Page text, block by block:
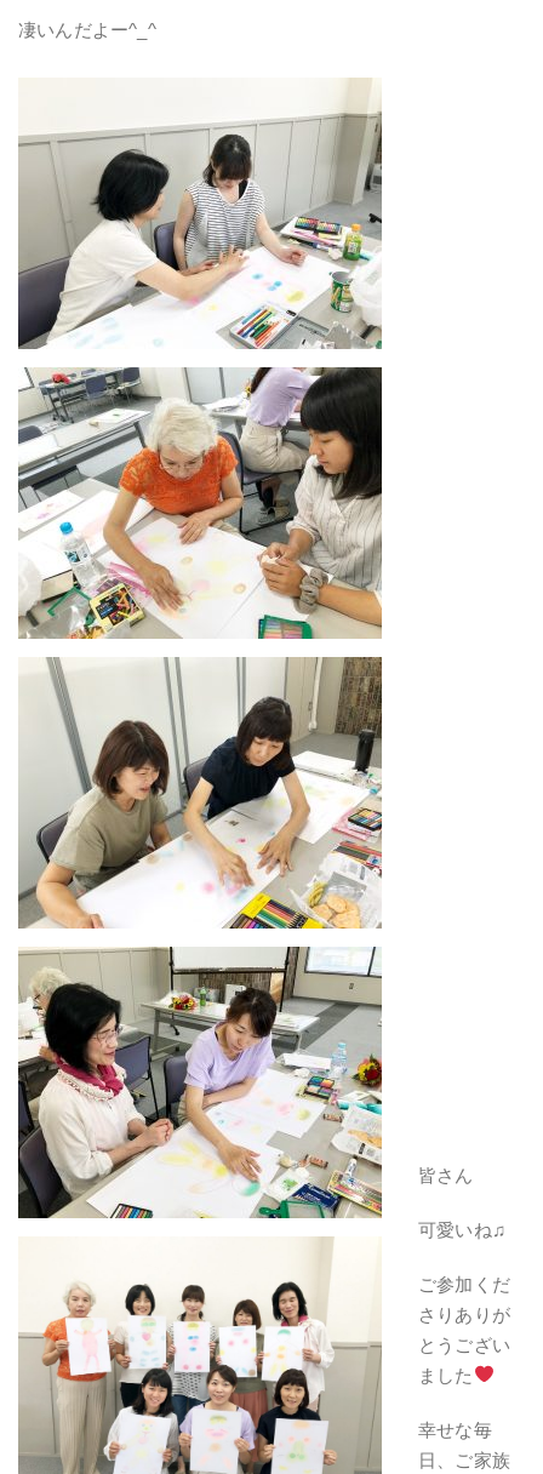
凄いんだよー^_^
皆さん
可愛いね♫
ご参加くだ
さりありが
とうござい
ました
幸せな毎
日、ご家族